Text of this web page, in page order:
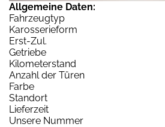
Allgemeine Daten:
Fahrzeugtyp
Karosserieform
Erst-Zul.
Getriebe
Kilometerstand
Anzahl der Türen
Farbe
Standort
Lieferzeit
Unsere Nummer